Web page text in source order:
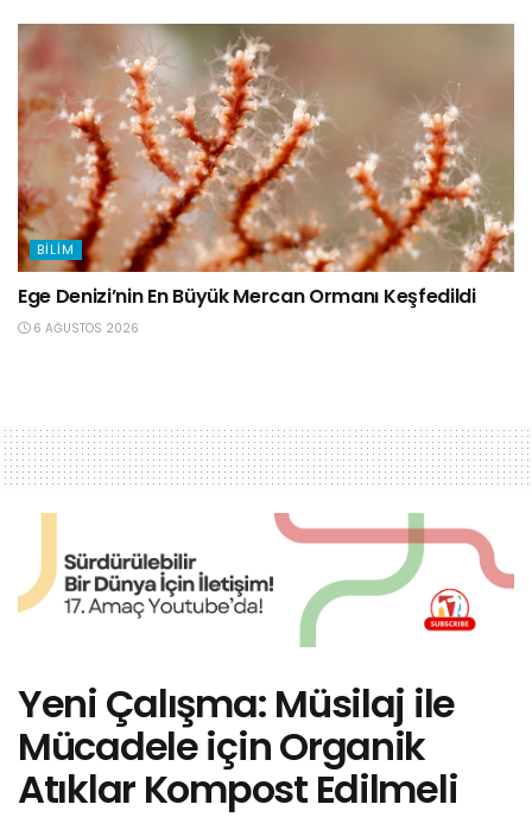
BILIM
Ege Denizi’nin En Büyük Mercan Ormanı Keşfedildi
6 AĞUSTOS 2026
Yeni Çalışma: Müsilaj ile
Mücadele için Organik
Atıklar Kompost Edilmeli